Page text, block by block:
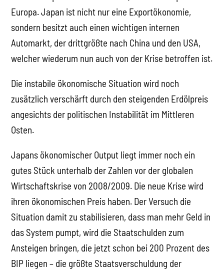
Europa. Japan ist nicht nur eine Exportökonomie,
sondern besitzt auch einen wichtigen internen
Automarkt, der drittgrößte nach China und den USA,
welcher wiederum nun auch von der Krise betroffen ist.
Die instabile ökonomische Situation wird noch
zusätzlich verschärft durch den steigenden Erdölpreis
angesichts der politischen Instabilität im Mittleren
Osten.
Japans ökonomischer Output liegt immer noch ein
gutes Stück unterhalb der Zahlen vor der globalen
Wirtschaftskrise von 2008/2009. Die neue Krise wird
ihren ökonomischen Preis haben. Der Versuch die
Situation damit zu stabilisieren, dass man mehr Geld in
das System pumpt, wird die Staatschulden zum
Ansteigen bringen, die jetzt schon bei 200 Prozent des
BIP liegen – die größte Staatsverschuldung der